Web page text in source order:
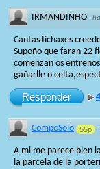
IRMANDINHO ·
Cantas fichaxes
Supoño que faran 22
comenzan os
gañarlle o
Responder
CompoSolo 55p ·
A mi me parece bien
la parcela de la